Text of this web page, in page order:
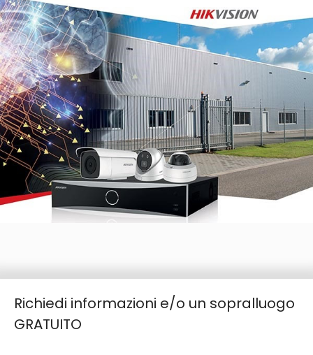
Richiedi informazioni e/o un sopralluogo
GRATUITO